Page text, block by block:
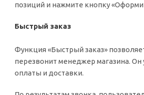
позиций и нажмите кнопку
Быстрый заказ
Функция «Быстрый заказ»
перезвонит менеджер магазина. Он
оплаты и доставки.